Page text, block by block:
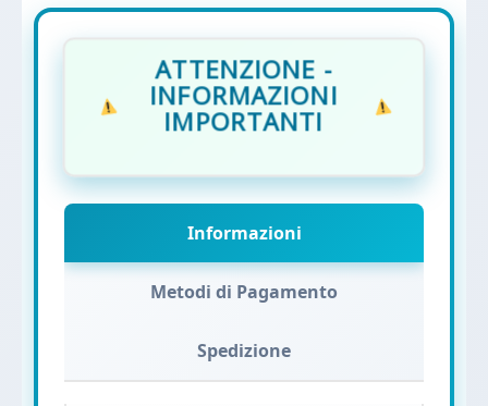
ATTENZIONE -
INFORMAZIONI
IMPORTANTI
Informazioni
Metodi di Pagamento
Spedizione